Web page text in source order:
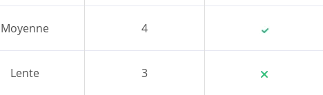
Moyenne 4
Lente 3